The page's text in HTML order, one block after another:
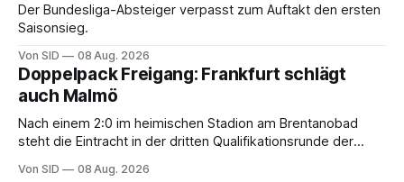
Der Bundesliga-Absteiger verpasst zum Auftakt den ersten
Saisonsieg.
Von SID 08 Aug. 2026
Doppelpack Freigang: Frankfurt schlägt
auch Malmö
Nach einem 2:0 im heimischen Stadion am Brentanobad
steht die Eintracht in der dritten Qualifikationsrunde der
Von SID 08 Aug. 2026